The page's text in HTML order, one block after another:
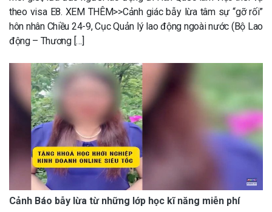
theo visa E8. XEM THÊM>>Cảnh giác bẫy lừa tâm sự “gỡ rối”
hôn nhân Chiều 24-9, Cục Quản lý lao động ngoài nước (Bộ Lao
động – Thương […]
Cảnh Báo bẫy lừa từ những lớp học kĩ năng miễn phí